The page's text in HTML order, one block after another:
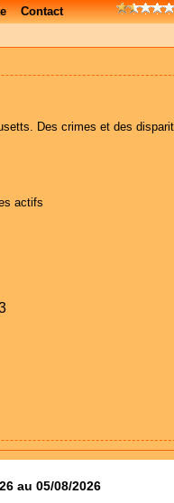
Contact
Des crimes et des
actifs
au 05/08/2026